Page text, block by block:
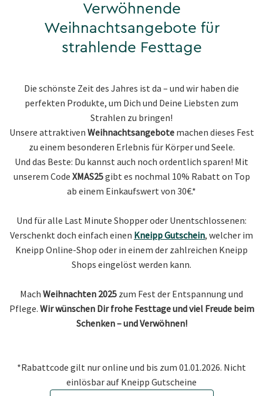
Verwöhnende
Weihnachtsangebote für
strahlende Festtage
Die schönste Zeit des Jahres ist da – und wir haben die
perfekten Produkte, um Dich und Deine Liebsten zum
Strahlen zu bringen!
Unsere attraktiven Weihnachtsangebotemachen dieses Fest
zu einem besonderen Erlebnis für Körper und Seele.
Und das Beste: Du kannst auch noch ordentlich sparen! Mit
unserem Code XMAS25gibt es nochmal 10% Rabatt on Top
ab einem Einkaufswert von 30€.*
Und für alle Last Minute Shopper oder Unentschlossenen:
Verschenkt doch einfach einen Kneipp Gutschein, welcher im
Kneipp Online-Shop oder in einem der zahlreichen Kneipp
Shops eingelöst werden kann.
Mach Weihnachten 2025 zum Fest der Entspannung und
Pflege. Wir wünschen Dir frohe Festtage und viel Freude beim
Schenken – und Verwöhnen!
*Rabattcode gilt nur online und bis zum 01.01.2026. Nicht
einlösbar auf Kneipp Gutscheine